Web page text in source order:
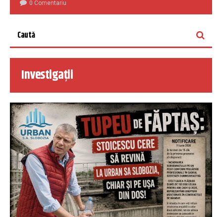
0 Comentariu
Investigații